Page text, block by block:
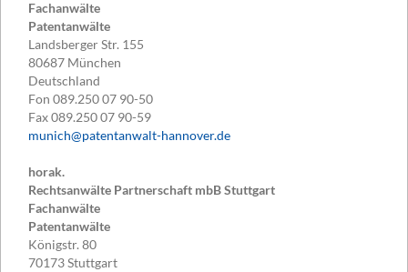
Fachanwälte
Patentanwälte
Landsberger Str. 155
80687 München
Deutschland
Fon 089.250 07 90-50
Fax089.250 07 90-59
munich@patentanwalt-hannover.de
horak.
Rechtsanwälte Partnerschaft mbB Stuttgart
Fachanwälte
Patentanwälte
Königstr. 80
70173Stuttgart